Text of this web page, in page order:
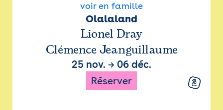
voir en famille
Olalaland
Lionel Dray
Clémence Jeanguillaume
25 nov. → 06 déc.
Réserver